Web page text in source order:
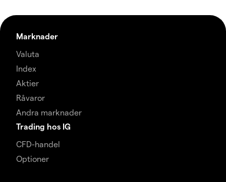
Marknader
Valuta
Index
Aktier
Råvaror
Andra marknader
Trading hos IG
CFD-handel
Optioner